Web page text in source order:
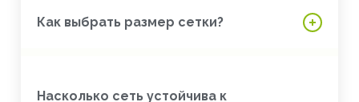
Как выбрать размер сетки?
Насколько сеть устойчива к